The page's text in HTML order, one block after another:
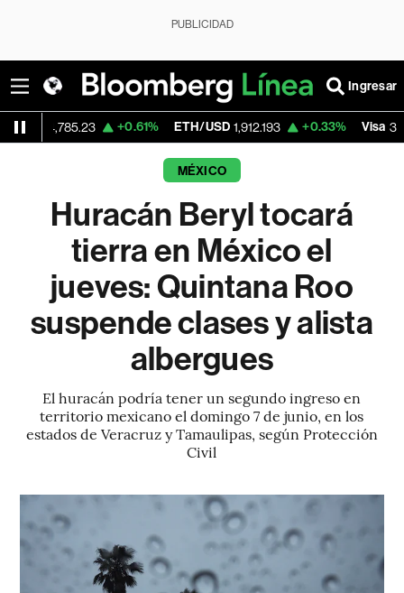
PUBLICIDAD
Ingresar
+0.61% ETH/USD 1,912.193 +0.33% Visa 370.47
MÉXICO
Huracán Beryl tocará
tierra en México el
jueves: Quintana Roo
suspende clases y alista
albergues
El huracán podría tener un segundo ingreso en
territorio mexicano el domingo 7 de junio, en los
estados de Veracruz y Tamaulipas, según Protección
Civil